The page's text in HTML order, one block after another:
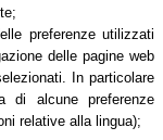
preferenze utilizzati
delle pagine web
In particolare
di alcune preferenze
relative alla lingua);